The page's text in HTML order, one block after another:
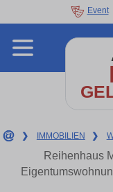
Event
❯ IMMOBILIEN ❯
Reihenhaus